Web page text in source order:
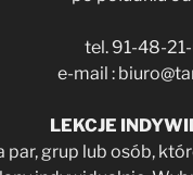
tel. 91-48-
e-mail :
LEKCJE
par, grup lub osób,